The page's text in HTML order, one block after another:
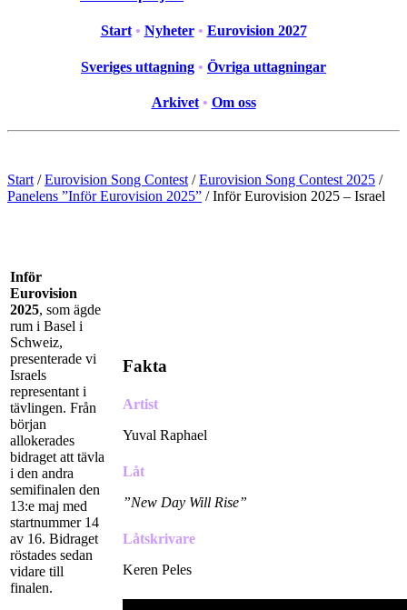
Start • Nyheter • Eurovision 2027
Sveriges uttagning • Övriga uttagningar
Arkivet • Om oss
Start / Eurovision Song Contest / Eurovision Song Contest 2025 /
Panelens ”Inför Eurovision 2025” / Inför Eurovision 2025 – Israel
Inför
Eurovision
2025, som ägde
rum i Basel i
Schweiz,
presenterade vi
Israels
representant i
tävlingen. Från
början
allokerades
bidraget att tävla
i den andra
semifinalen den
13:e maj med
startnummer 14
av 16. Bidraget
röstades sedan
vidare till
finalen.
Fakta
Artist
Yuval Raphael
Låt
”New Day Will Rise”
Låtskrivare
Keren Peles